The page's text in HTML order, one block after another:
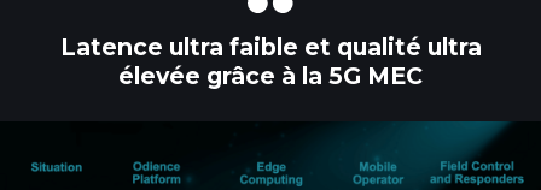
Latence ultra faible et qualité ultra
élevée grâce à la 5G MEC